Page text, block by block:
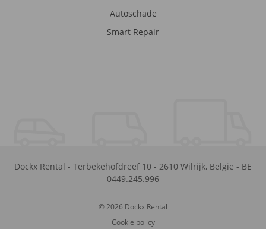
Autoschade
Smart Repair
Dockx Rental - Terbekehofdreef 10 - 2610 Wilrijk, België - BE
0449.245.996
© 2026 Dockx Rental
Cookie policy